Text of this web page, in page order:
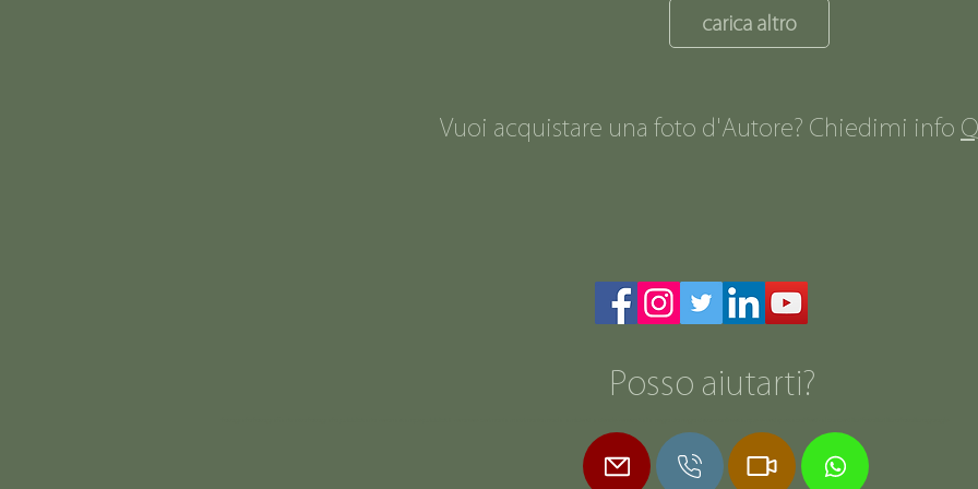
carica altro
Vuoi acquistare una foto d'Autore? Chiedimi info
Posso aiutarti?